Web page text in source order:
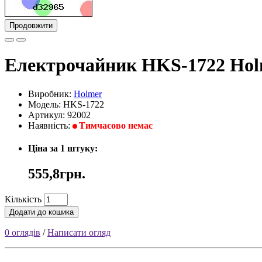
Продовжити
Електрочайник HKS-1722
Виробник: Holmer
Модель: HKS-1722
Артикул: 92002
Наявність:
Тимчасово немає
Ціна за 1 штуку:
555,8грн.
Кількість
Додати до кошика
0 оглядів /Написати огляд